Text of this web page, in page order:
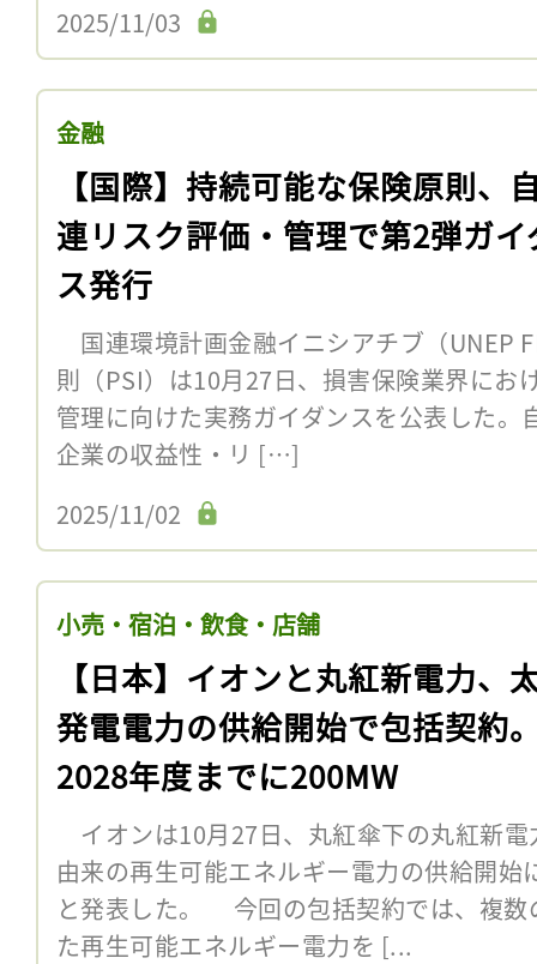
2025/11/03
金融
【国際】持続可能な保険原則、
連リスク評価・管理で第2弾ガイ
ス発行
国連環境計画金融イニシアチブ（UNEP
則（PSI）は10月27日、損害保険業界にお
管理に向けた実務ガイダンスを公表した。
企業の収益性・リ […]
2025/11/02
小売・宿泊・飲食・店舗
【日本】イオンと丸紅新電力、
発電電力の供給開始で包括契約
2028年度までに200MW
イオンは10月27日、丸紅傘下の丸紅新
由来の再生可能エネルギー電力の供給開
と発表した。 今回の包括契約では、複数
た再生可能エネルギー電力を [...